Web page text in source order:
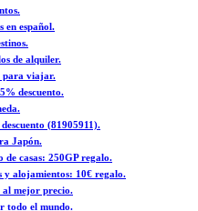
en español.
de alquiler.
para viajar.
descuento.
(81905911).
Japón.
de casas: 250GP regalo.
y alojamientos: 10€ regalo.
al mejor precio.
todo el mundo.